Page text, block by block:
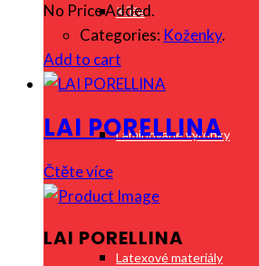
Kůže
Laminované výrobky
Latexové materiály
No Price Added.
Categories: Koženky.
Add to cart
LAI PORELLINA
Čtěte více
LAI PORELLINA